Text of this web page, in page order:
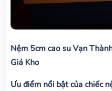
Nệm 5cm cao su Vạn
Giá Kho
Ưu điểm nổi bật của chiếc